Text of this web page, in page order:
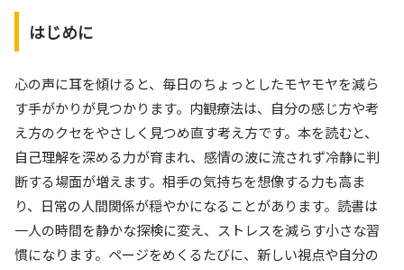
はじめに
心の声に耳を傾けると、毎日のちょっとしたモヤモヤを減ら
す手がかりが見つかります。内観療法は、自分の感じ方や考
え方のクセをやさしく見つめ直す考え方です。本を読むと、
自己理解を深める力が育まれ、感情の波に流されず冷静に判
断する場面が増えます。相手の気持ちを想像する力も高ま
り、日常の人間関係が穏やかになることがあります。読書は
一人の時間を静かな探検に変え、ストレスを減らす小さな習
慣になります。ページをめくるたびに、新しい視点や自分の